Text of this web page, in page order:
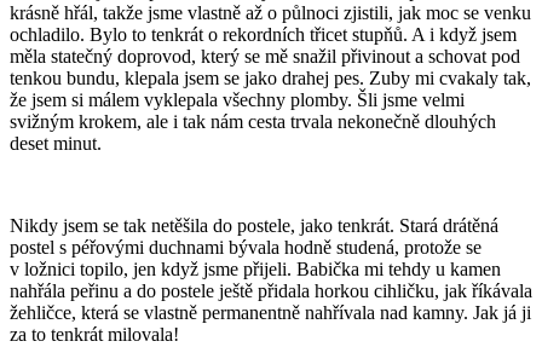
krásně hřál, takže jsme vlastně až o půlnoci zjistili, jak moc se venku
ochladilo. Bylo to tenkrát o rekordních třicet stupňů. A i když jsem
měla statečný doprovod, který se mě snažil přivinout a schovat pod
tenkou bundu, klepala jsem se jako drahej pes. Zuby mi cvakaly tak,
že jsem si málem vyklepala všechny plomby. Šli jsme velmi
svižným krokem, ale i tak nám cesta trvala nekonečně dlouhých
deset minut.
Nikdy jsem se tak netěšila do postele, jako tenkrát. Stará drátěná
postel s péřovými duchnami bývala hodně studená, protože se
v ložnici topilo, jen když jsme přijeli. Babička mi tehdy u kamen
nahřála peřinu a do postele ještě přidala horkou cihličku, jak říkávala
žehličce, která se vlastně permanentně nahřívala nad kamny. Jak já ji
za to tenkrát milovala!